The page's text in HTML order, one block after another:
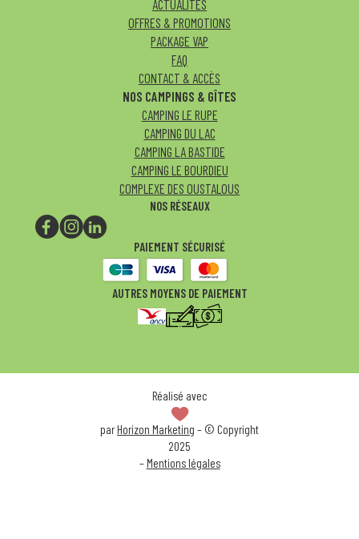
ACTUALITÉS
OFFRES & PROMOTIONS
PACKAGE VAP
FAQ
CONTACT & ACCÈS
NOS CAMPINGS & GÎTES
CAMPING LE RUPE
CAMPING DU LAC
CAMPING LA BASTIDE
CAMPING LE BOURDIEU
COMPLEXE DES OUSTALOUS
NOS RÉSEAUX
PAIEMENT SÉCURISÉ
AUTRES MOYENS DE PAIEMENT
Réalisé avec
parHorizon Marketing – © Copyright
2025
–Mentions légales